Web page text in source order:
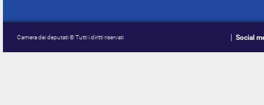
Camera dei deputati © Tutti i diritti riservati Social